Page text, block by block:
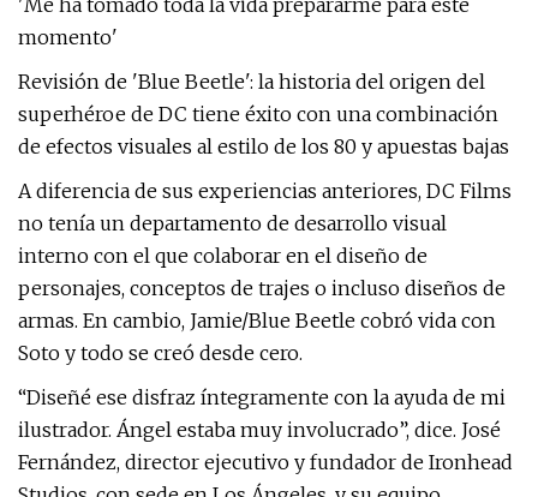
'Me ha tomado toda la vida prepararme para este
momento'
Revisión de 'Blue Beetle': la historia del origen del
superhéroe de DC tiene éxito con una combinación
de efectos visuales al estilo de los 80 y apuestas bajas
A diferencia de sus experiencias anteriores, DC Films
no tenía un departamento de desarrollo visual
interno con el que colaborar en el diseño de
personajes, conceptos de trajes o incluso diseños de
armas. En cambio, Jamie/Blue Beetle cobró vida con
Soto y todo se creó desde cero.
“Diseñé ese disfraz íntegramente con la ayuda de mi
ilustrador. Ángel estaba muy involucrado”, dice. José
Fernández, director ejecutivo y fundador de Ironhead